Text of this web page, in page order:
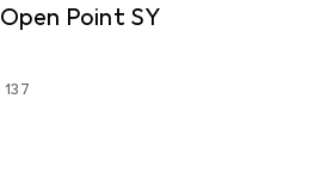
Open Point SY
137